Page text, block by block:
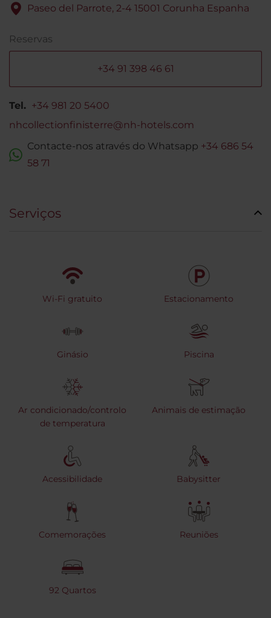
Paseo del Parrote, 2-4 15001 Corunha Espanha
Reservas
+34 91 398 46 61
Tel. +34 981 20 5400
nhcollectionfinisterre@nh-hotels.com
Contacte-nos através do Whatsapp +34 686 54
58 71
Serviços
Wi-Fi gratuito Estacionamento
Ginásio Piscina
Ar condicionado/controlo
de temperatura
Animais de estimação
Acessibilidade Babysitter
Comemorações Reuniões
92 Quartos